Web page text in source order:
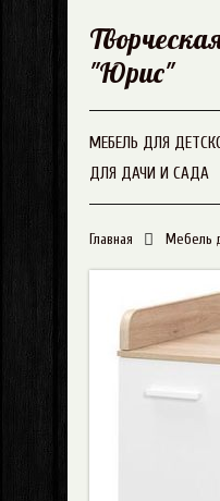
"Юрис"
МЕБЕЛЬ ДЛЯ
ДЛЯ ДАЧИ И САДА
Главная Мебель